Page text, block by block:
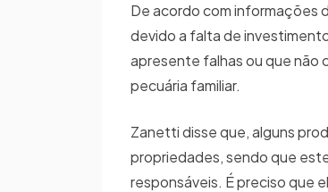
De acordo com informações
devido a falta de
apresente falhas ou que não
pecuária familiar.
Zanetti disse que, alguns
propriedades, sendo que
responsáveis. É preciso que